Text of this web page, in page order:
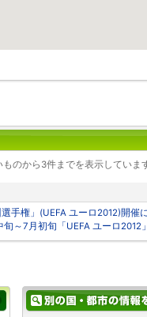
のから3件までを表示していま
手権」(UEFA ユーロ2012)開催
～7月初旬「UEFA ユーロ2012